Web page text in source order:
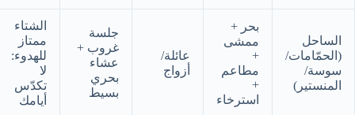
الساحل
(الحمّامات/
سوسة/
المنستير)
بحر +
ممشى
+
مطاعم
+
استرخاء
عائلة/
أزواج
جلسة
غروب +
عشاء
بحري
بسيط
الشتاء
ممتاز
للهدوء:
لا
تكدّس
أيامك